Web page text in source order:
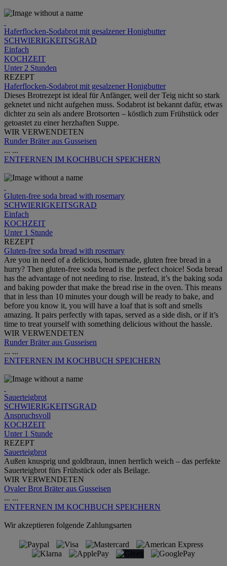
Haferflocken-Sodabrot mit gesalzener Honigbutter
SCHWIERIGKEITSGRAD
Einfach
KOCHZEIT
Unter 2 Stunden
REZEPT
Haferflocken-Sodabrot mit gesalzener Honigbutter
Dieses Brotrezept ist ideal für Anfänger, weil der Teig nicht so stark
geknetet und nicht aufgehen muss. Sodabrot ist bekannt dafür, etwas
dichter zu sein als andere Brotsorten – köstlich zum Frühstück oder
getoastet zu einer herzhaften Suppe.
WIR VERWENDETEN
Runder Bräter aus Gusseisen
... ...
ENTFERNEN IM KOCHBUCH SPEICHERN
Gluten-free soda bread with rosemary
SCHWIERIGKEITSGRAD
Einfach
KOCHZEIT
Unter 1 Stunde
REZEPT
Gluten-free soda bread with rosemary
Are you in need of a delicious, homemade, gluten free bread in a
hurry? Then gluten-free soda bread is the perfect choice! Soda bread
has the advantage of not needing to rise. Instead, it’s the baking soda
and baking powder that make the bread rise in the oven. This means
that in less than 10 minutes your dough will be ready to bake, and
before you know it, you will have a loaf that is soft and smells
amazing. It pairs perfectly with tapas, served as a side dish, or if it’s
time to treat yourself with something delicious without the hassle.
WIR VERWENDETEN
Runder Bräter aus Gusseisen
... ...
ENTFERNEN IM KOCHBUCH SPEICHERN
Sauerteigbrot
SCHWIERIGKEITSGRAD
Anspruchsvoll
KOCHZEIT
Unter 1 Stunde
REZEPT
Sauerteigbrot
Außen knusprig und goldbraun, innen herrlich weich – das perfekte
Sauerteigbrot fürs Frühstück oder als Beilage.
WIR VERWENDETEN
Ovaler Brot Bräter aus Gusseisen
... ...
ENTFERNEN IM KOCHBUCH SPEICHERN
Wir akzeptieren folgende Zahlungsarten